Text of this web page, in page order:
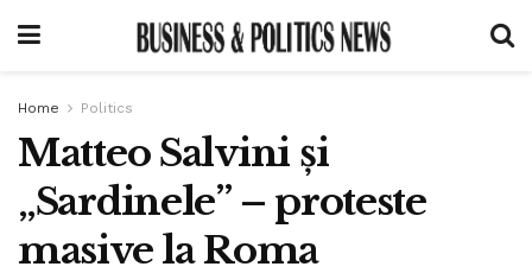
Home Politics
Matteo Salvini și
„Sardinele” – proteste
masive la Roma